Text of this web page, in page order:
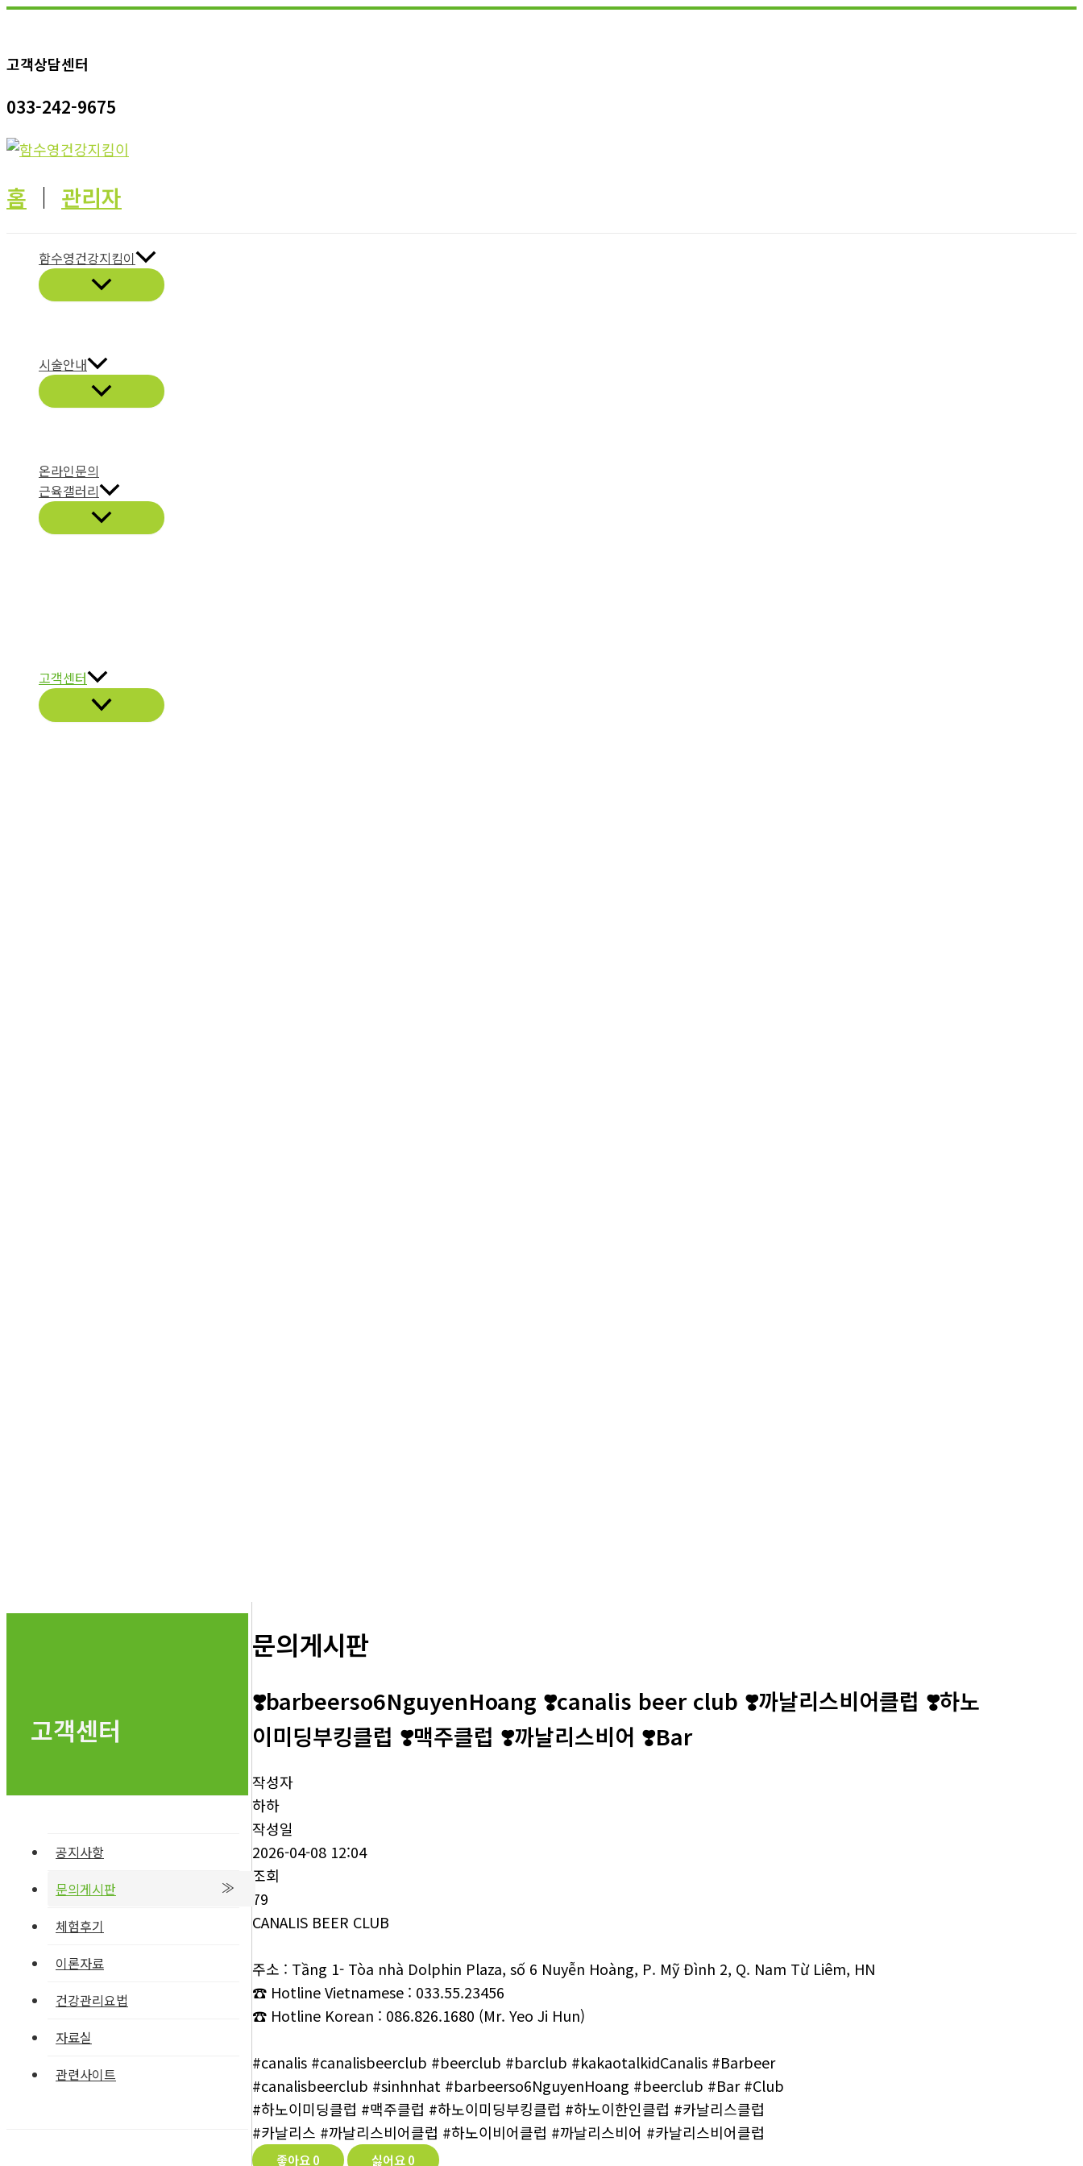
콘
츠
건
너
뛰
고객상담센터
033-242-9675
홈 │ 관리자
함수영건강지킴이
시술안내
온라인문의
근육갤러리
고객센터
고객센터
공지사항
문의게시판
체험후기
이론자료
건강관리요법
자료실
관련사이트
문의게시판
❣️barbeerso6NguyenHoang ❣️canalis beer club ❣️까날리스비어클럽 ❣️하노
이미딩부킹클럽 ❣️맥주클럽 ❣️까날리스비어 ❣️Bar
작성자
하하
작성일
2026-04-08 12:04
조회
79
CANALIS BEER CLUB
주소 : Tầng 1- Tòa nhà Dolphin Plaza, số 6 Nuyễn Hoàng, P. Mỹ Đình 2, Q. Nam Từ Liêm, HN
☎ Hotline Vietnamese : 033.55.23456
☎ Hotline Korean : 086.826.1680 (Mr. Yeo Ji Hun)
#canalis #canalisbeerclub #beerclub #barclub #kakaotalkidCanalis #Barbeer
#canalisbeerclub #sinhnhat #barbeerso6NguyenHoang #beerclub #Bar #Club
#하노이미딩클럽 #맥주클럽 #하노이미딩부킹클럽 #하노이한인클럽 #카날리스클럽
#카날리스 #까날리스비어클럽 #하노이비어클럽 #까날리스비어 #카날리스비어클럽
좋아요0 싫어요0